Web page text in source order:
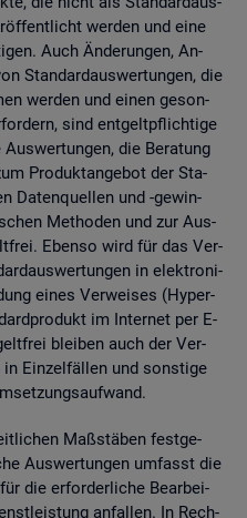
wer­den und eine
Auch Än­de­run­gen, An­
Stan­dard­aus­wer­tun­gen, die
wer­den und einen ge­son­
sind ent­gelt­pflich­ti­ge
die Be­ra­tung
Pro­dukt­an­ge­bot der Sta­
Da­ten­quel­len und -ge­win­
Me­tho­den und zur Aus­
Eben­so wird für das Ver­
in elek­tro­ni­
eines Ver­wei­ses (Hy­per­
im In­ter­net per E-
blei­ben auch der Ver­
Ein­zel­fäl­len und sons­ti­ge
Maß­stä­ben fest­ge­
Aus­wer­tun­gen um­fasst die
die er­for­der­li­che Be­ar­bei­
an­fal­len. In Rech­